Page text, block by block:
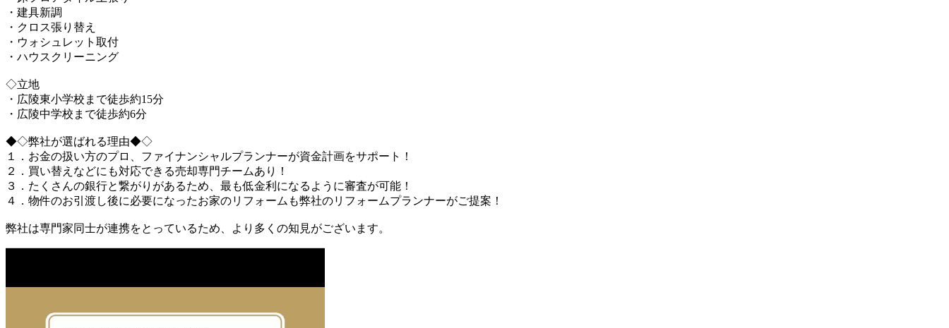
・建具新調
・クロス張り替え
・ウォシュレット取付
・ハウスクリーニング
◇立地
・広陵東小学校まで徒歩約15分
・広陵中学校まで徒歩約6分
◆◇弊社が選ばれる理由◆◇
１．お金の扱い方のプロ、ファイナンシャルプランナーが資金計画をサポート！
２．買い替えなどにも対応できる売却専門チームあり！
３．たくさんの銀行と繋がりがあるため、最も低金利になるように審査が可能！
４．物件のお引渡し後に必要になったお家のリフォームも弊社のリフォームプランナーがご提案！
弊社は専門家同士が連携をとっているため、より多くの知見がございます。